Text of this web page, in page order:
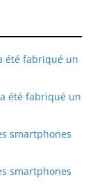
été fabriqué un
été fabriqué un
smartphones
smartphones